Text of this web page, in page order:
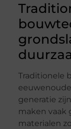
Traditionele
generatie
maken vaak
materialen